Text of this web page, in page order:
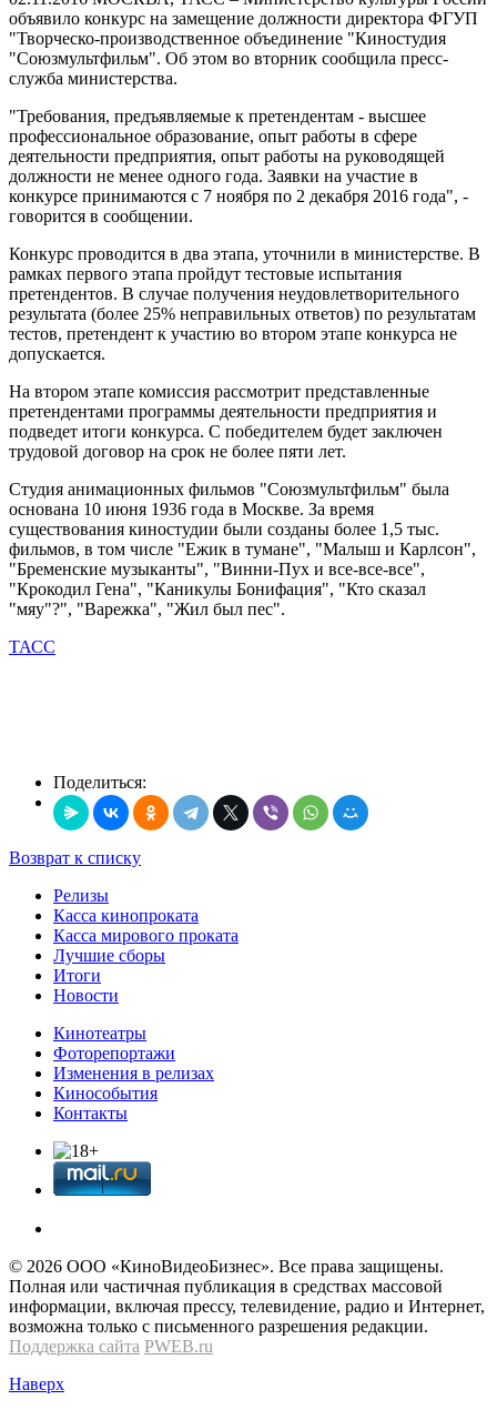
объявило конкурс на замещение должности директора ФГУП
"Творческо-производственное объединение "Киностудия
"Союзмультфильм". Об этом во вторник сообщила пресс-
служба министерства.
"Требования, предъявляемые к претендентам - высшее
профессиональное образование, опыт работы в сфере
деятельности предприятия, опыт работы на руководящей
должности не менее одного года. Заявки на участие в
конкурсе принимаются с 7 ноября по 2 декабря 2016 года", -
говорится в сообщении.
Конкурс проводится в два этапа, уточнили в министерстве. В
рамках первого этапа пройдут тестовые испытания
претендентов. В случае получения неудовлетворительного
результата (более 25% неправильных ответов) по результатам
тестов, претендент к участию во втором этапе конкурса не
допускается.
На втором этапе комиссия рассмотрит представленные
претендентами программы деятельности предприятия и
подведет итоги конкурса. С победителем будет заключен
трудовой договор на срок не более пяти лет.
Студия анимационных фильмов "Союзмультфильм" была
основана 10 июня 1936 года в Москве. За время
существования киностудии были созданы более 1,5 тыс.
фильмов, в том числе "Ежик в тумане", "Малыш и Карлсон",
"Бременские музыканты", "Винни-Пух и все-все-все",
"Крокодил Гена", "Каникулы Бонифация", "Кто сказал
"мяу"?", "Варежка", "Жил был пес".
ТАСС
Поделиться:
Возврат к списку
Релизы
Касса кинопроката
Касса мирового проката
Лучшие сборы
Итоги
Новости
Кинотеатры
Фоторепортажи
Изменения в релизах
Кинособытия
Контакты
© 2026 OOО «КиноВидеоБизнес». Все права защищены.
Полная или частичная публикация в средствах массовой
информации, включая прессу, телевидение, радио и Интернет,
возможна только с письменного разрешения редакции.
Поддержка сайта PWEB.ru
Наверх